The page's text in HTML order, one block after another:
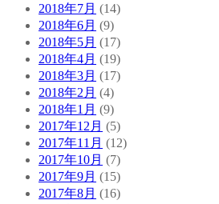
2018年7月 (14)
2018年6月 (9)
2018年5月 (17)
2018年4月 (19)
2018年3月 (17)
2018年2月 (4)
2018年1月 (9)
2017年12月 (5)
2017年11月 (12)
2017年10月 (7)
2017年9月 (15)
2017年8月 (16)